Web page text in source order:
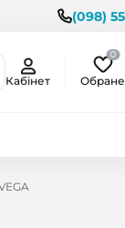
(098)
Кабінет
0
Обране